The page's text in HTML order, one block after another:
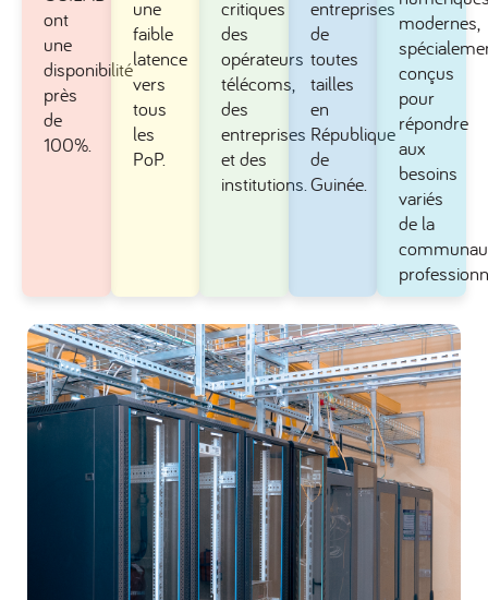
ont
une
disponibilité
près
de
100%.
une
faible
latence
vers
tous
les
PoP.
critiques
des
opérateurs
télécoms,
des
entreprises
et des
institutions.
entreprises
de
toutes
tailles
en
République
de
Guinée.
modernes,
conçus
pour
répondre
aux
besoins
variés
de la